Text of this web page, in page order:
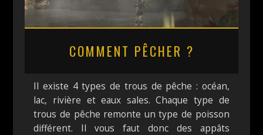
COMMENT PÊCHER ?
Il existe 4 types de trous de pêche : océan,
lac, rivière et eaux sales. Chaque type de
trous de pêche remonte un type de poisson
différent. Il vous faut donc des appâts